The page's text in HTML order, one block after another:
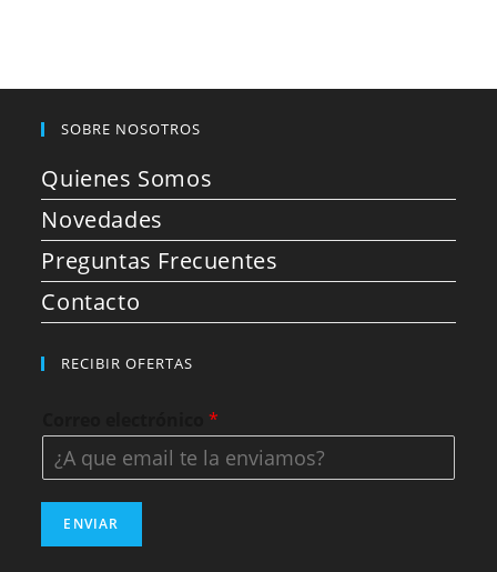
SOBRE NOSOTROS
Quienes Somos
Novedades
Preguntas Frecuentes
Contacto
RECIBIR OFERTAS
Correo electrónico*
ENVIAR